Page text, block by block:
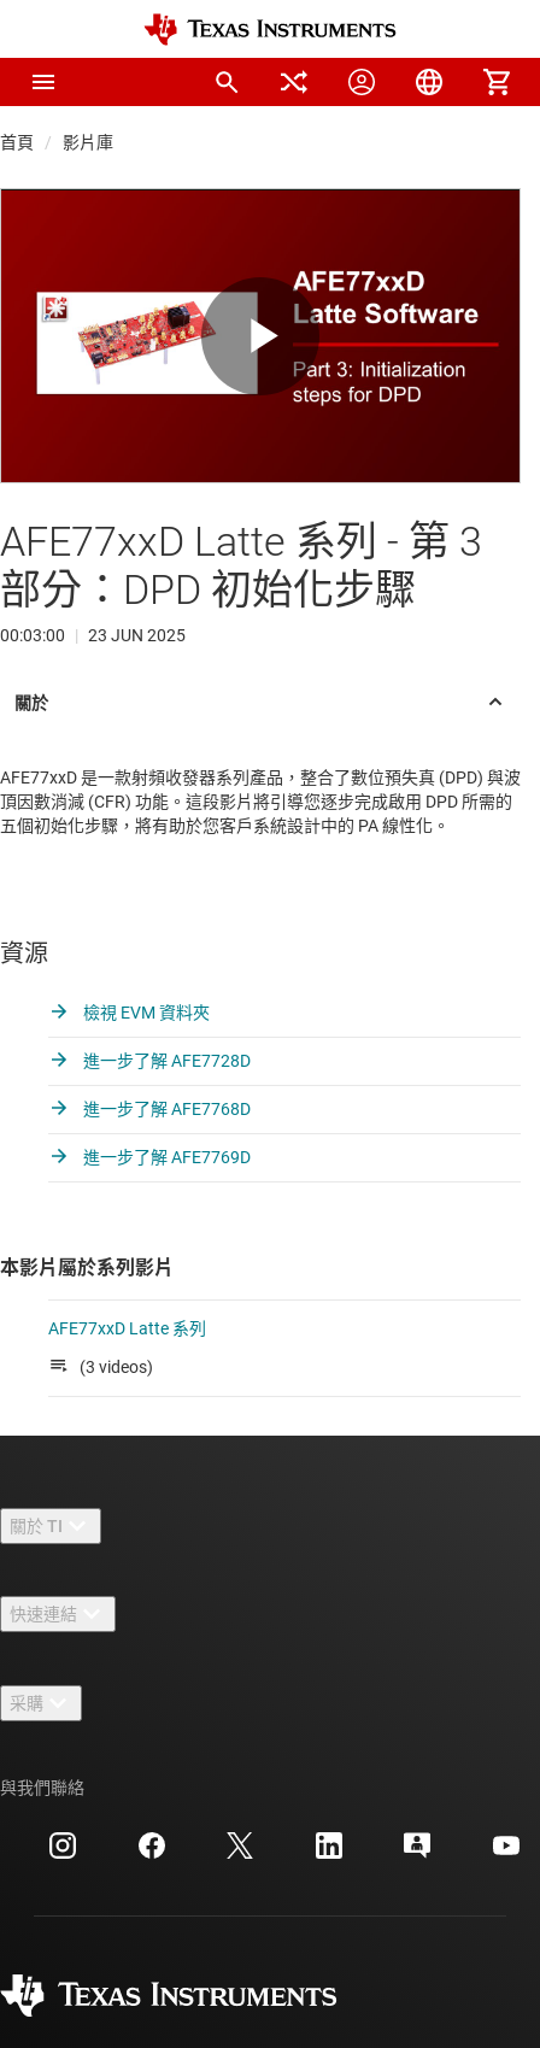
首頁 影片庫
Play
Video
AFE77xxD Latte 系列 - 第 3
部分：DPD 初始化步驟
00:03:00 | 23 JUN 2025
AFE77xxD 是一款射頻收發器系列產品，整合了數位預失真 (DPD) 與波
頂因數消減 (CFR) 功能。這段影片將引導您逐步完成啟用 DPD 所需的
五個初始化步驟，將有助於您客戶系統設計中的 PA 線性化。
資源
檢視 EVM 資料夾
進一步了解 AFE7728D
進一步了解 AFE7768D
進一步了解 AFE7769D
本影片屬於系列影片
AFE77xxD Latte 系列
(3 videos)
關於 TI
人才招募
新聞室
活動
投資人關系
快速連結
TI E2E™ 設計支援論壇
交互參考搜索
客戶支援中心
myTI 帳戶常見問題解答
采購
訂購 FAQ
與我們聯絡